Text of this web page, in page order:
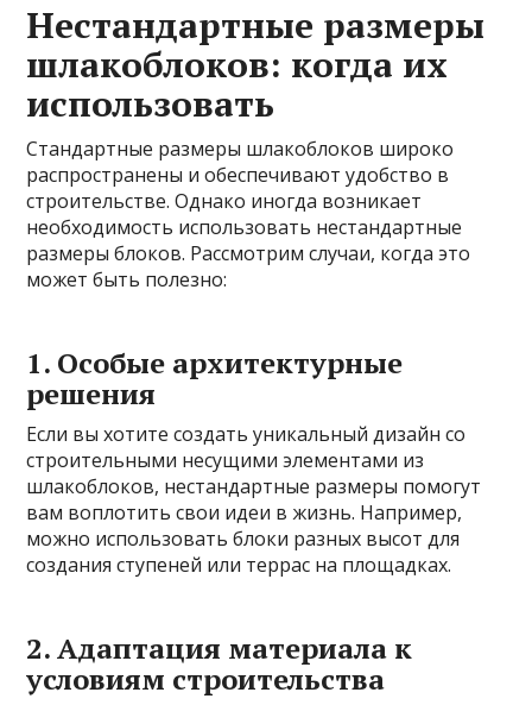
Нестандартные размеры
шлакоблоков: когда их
использовать
Стандартные размеры шлакоблоков широко
распространены и обеспечивают удобство в
строительстве. Однако иногда возникает
необходимость использовать нестандартные
размеры блоков. Рассмотрим случаи, когда это
может быть полезно:
1. Особые архитектурные
решения
Если вы хотите создать уникальный дизайн со
строительными несущими элементами из
шлакоблоков, нестандартные размеры помогут
вам воплотить свои идеи в жизнь. Например,
можно использовать блоки разных высот для
создания ступеней или террас на площадках.
2. Адаптация материала к
условиям строительства